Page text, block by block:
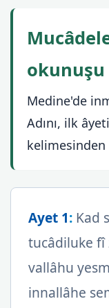
okunuşu
Medine'de
Adını, ilk
kelimesinden
Ayet 1: Kad
tucâdiluke fî
vallâhu
innallâhe